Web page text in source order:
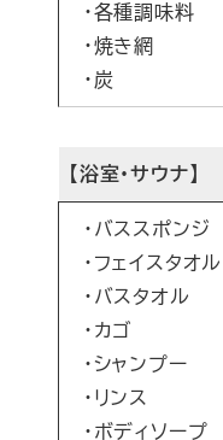
・各種調味料
・焼き網
・炭
【浴室・サウナ】
・バススポンジ
・フェイスタオル
・バスタオル
・カゴ
・シャンプー
・リンス
・ボディソープ